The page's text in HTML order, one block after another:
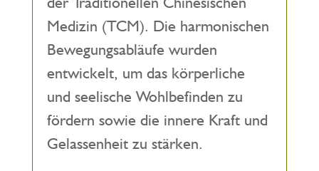
Medizin (TCM). Die harmonischen
Bewegungsabläufe wurden
entwickelt, um das körperliche
und seelische Wohlbefinden zu
fördern sowie die innere Kraft und
Gelassenheit zu stärken.